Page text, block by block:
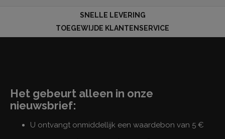
SNELLE LEVERING
TOEGEWIJDE KLANTENSERVICE
Het gebeurt alleen in onze
nieuwsbrief:
U ontvangt onmiddellijk een waardebon van 5 €